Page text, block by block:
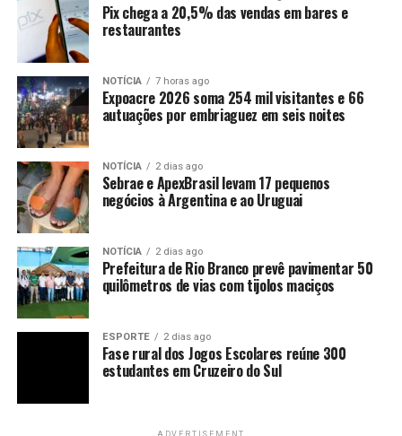
Pix chega a 20,5% das vendas em bares e
restaurantes
NOTÍCIA 7 horas ago
Expoacre 2026 soma 254 mil visitantes e 66
autuações por embriaguez em seis noites
NOTÍCIA 2 dias ago
Sebrae e ApexBrasil levam 17 pequenos
negócios à Argentina e ao Uruguai
NOTÍCIA 2 dias ago
Prefeitura de Rio Branco prevê pavimentar 50
quilômetros de vias com tijolos maciços
ESPORTE 2 dias ago
Fase rural dos Jogos Escolares reúne 300
estudantes em Cruzeiro do Sul